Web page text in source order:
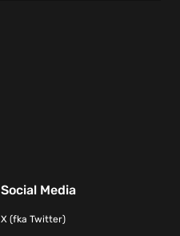
Social Media
X (fka Twitter)